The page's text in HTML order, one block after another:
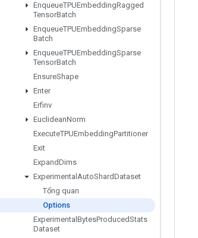
EnqueueTPUEmbeddingRagged
TensorBatch
EnqueueTPUEmbeddingSparse
Batch
EnqueueTPUEmbeddingSparse
TensorBatch
EnsureShape
Enter
Erfinv
EuclideanNorm
ExecuteTPUEmbeddingPartitioner
Exit
ExpandDims
Experimental AutoShardDataset
Tổng quan
Options
Experimental BytesProducedStats
Dataset